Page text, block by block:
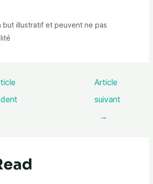
but illustratif et peuvent ne pas
Article
suivant
→